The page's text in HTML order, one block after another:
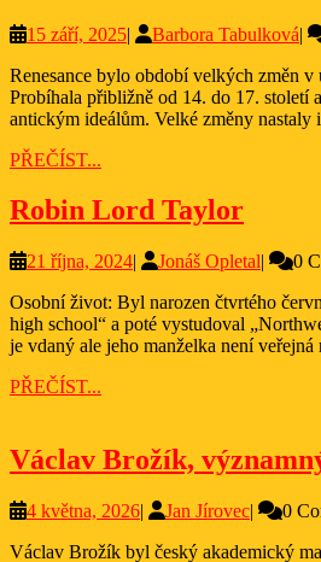
15 září, 202515
2025
| Barbora Tabulková|
Renesance bylo období velkých změn v umění, vědě i společnosti.
Probíhala přibližně od 14. do 17. století
antickým ideálům. Velké změny nastaly
PŘEČÍST...
Robin Lord TaylorRobin
21 října, 202421
2024
| Jonáš OpletalJonáš
| 0
Osobní život: Byl narozen čtvrtého června 1978 chodil na „Solon
high school“ a poté vystudoval
je vdaný ale jeho manželka není veřejná
PŘEČÍST...
Václav Brožík,
4 května, 20264
2026
| Jan JírovecJan
| 0
Václav Brožík byl český akademický malíř historických a